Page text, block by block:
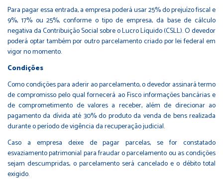
Para pagar essa entrada, a empresa poderá usar 25% do prejuízo fiscal e
9%, 17% ou 25%, conforme o tipo de empresa, da base de cálculo
negativa da Contribuição Social sobre o Lucro Líquido (CSLL). O devedor
poderá optar também por outro parcelamento criado por lei federal em
vigor no momento.
Condições
Como condições para aderir ao parcelamento, o devedor assinará termo
de compromisso pelo qual fornecerá ao Fisco informações bancárias e
de comprometimento de valores a receber, além de direcionar ao
pagamento da dívida até 30% do produto da venda de bens realizada
durante o período de vigência da recuperação judicial.
Caso a empresa deixe de pagar parcelas, se for constatado
esvaziamento patrimonial para fraudar o parcelamento ou as condições
sejam descumpridas, o parcelamento será cancelado e o débito total
exigido.